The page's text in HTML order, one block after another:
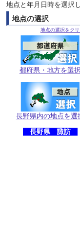
地点と年月日時を選択
地点の選択
地点の選択をクリ
都府県・地方を選択
長野県内の地点を選
長野県 諏訪